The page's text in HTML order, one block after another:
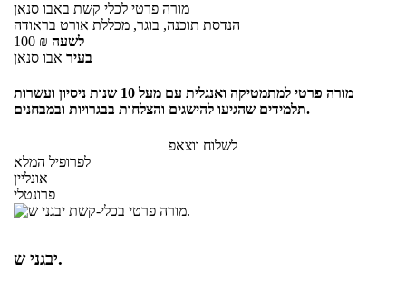
מורה פרטי לכלי קשת באבו סנאן
הנדסת תוכנה, בוגר, מכללת אורט בראודה
100 ₪ לשעה
בעיר אבו סנאן
מורה פרטי למתמטיקה ואנגלית עם מעל 10 שנות ניסיון ועשרות
תלמידים שהגיעו להישגים והצלחות בבגרויות ובמבחנים.
לשלוח ווצאפ
לפרופיל המלא
אונליין
פרונטלי
יבגני ש.